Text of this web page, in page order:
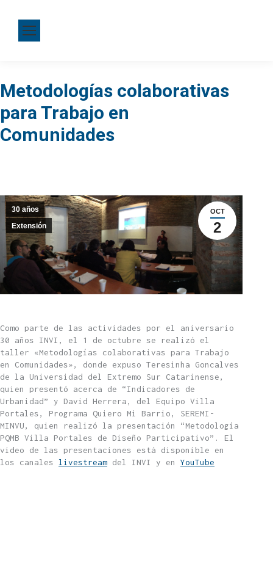
Metodologías colaborativas
para Trabajo en
Comunidades
OCT
2
30 años
Extensión
Como parte de las actividades por el aniversario
30 años INVI, el 1 de octubre se realizó el
taller «Metodologías colaborativas para Trabajo
en Comunidades», donde expuso Teresinha Goncalves
de la Universidad del Extremo Sur Catarinense,
quien presentó acerca de “Indicadores de
Urbanidad” y David Herrera, del Equipo Villa
Portales, Programa Quiero Mi Barrio, SEREMI-
MINVU, quien realizó la presentación “Metodología
PQMB Villa Portales de Diseño Participativo”. El
video de las presentaciones está disponible en
los canales livestream del INVI y en YouTube